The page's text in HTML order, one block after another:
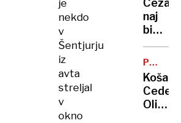
je
nekdo
v
Šentjurju
iz
avta
streljal
v
okno
varuhi
narave
ne
želijo
niti
NASILJE
Cezar
naj
bi
POKAL